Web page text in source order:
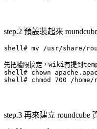
step.2 預設裝起來
shell# mv /usr/share/
先把權限搞定，wiki有提到
shell# chown
shell# chmod 700 /home/
step.3 再來建立 roundcube